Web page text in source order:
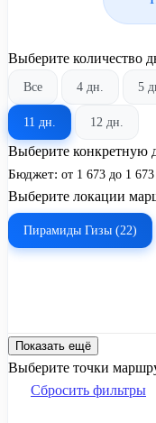
Выберите количество
Все 4 дн. 5
11 дн. 12 дн.
Выберите конкретную
Бюджет: от 1 673 до 1 673
Выберите локации
Пирамиды Гизы (22)
Показать ещё
Выберите точки
Сбросить фильтры